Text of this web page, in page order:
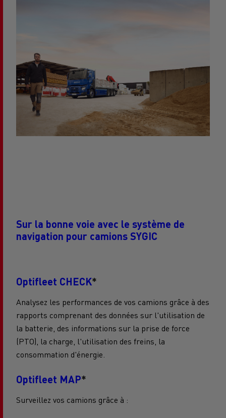
Sur la bonne voie avec le système de
navigation pour camions SYGIC
Optifleet CHECK*
Analysez les performances de vos camions grâce à des
rapports comprenant des données sur l'utilisation de
la batterie, des informations sur la prise de force
(PTO), la charge, l'utilisation des freins, la
consommation d'énergie.
Optifleet MAP*
Surveillez vos camions grâce à :